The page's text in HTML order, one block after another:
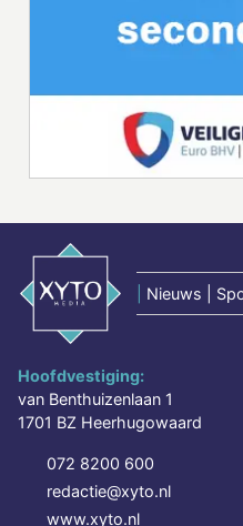
Nieuws |
Hoofdvestiging:
van Benthuizenlaan 1
1701 BZ Heerhugowaard
072 8200 600
redactie@xyto.nl
www.xyto.nl